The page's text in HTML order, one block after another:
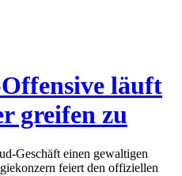
läuft
greifen zu
Geschäft einen gewaltigen
feiert den offiziellen